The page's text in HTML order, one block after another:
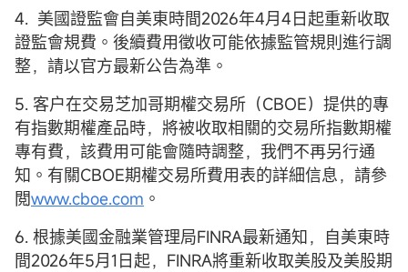
4. 美國證監會自美東時間2026年4月4日起重新收取
證監會規費。後續費用徵收可能依據監管規則進行調
整，請以官方最新公告為準。
5. 客户在交易芝加哥期權交易所（CBOE）提供的專
有指數期權產品時，將被收取相關的交易所指數期權
專有費，該費用可能會隨時調整，我們不再另行通
知。有關CBOE期權交易所費用表的詳細信息，請參
閲www.cboe.com 。
6. 根據美國金融業管理局FINRA最新通知，自美東時
間2026年5月1日起，FINRA將重新收取美股及美股期